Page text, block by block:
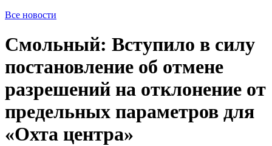
Все новости
Смольный: Вступило в силу
постановление об отмене
разрешений на отклонение от
предельных параметров для
«Охта центра»